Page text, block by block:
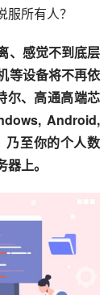
所有人？
、感觉不到底层
等设备将不再依
尔、高通高端芯
Android,
乃至你的个人数
上。